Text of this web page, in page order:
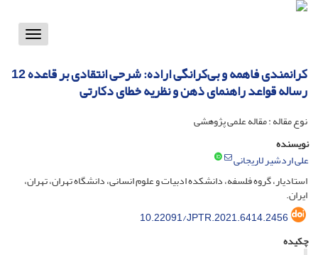
Toggle
کرانمندی فاهمه و بی‌کرانگی اراده: شرحی انتقادی بر قاعده 12
رساله قواعد راهنمای ذهن و نظریه خطای دکارتی
نوع مقاله : مقاله علمی پژوهشی
نویسنده
علی اردشیر لاریجانی
استادیار، گروه فلسفه، دانشکده ادبیات و علوم انسانی، دانشگاه تهران، تهران،
ایران.
10.22091/JPTR.2021.6414.2456
چکیده